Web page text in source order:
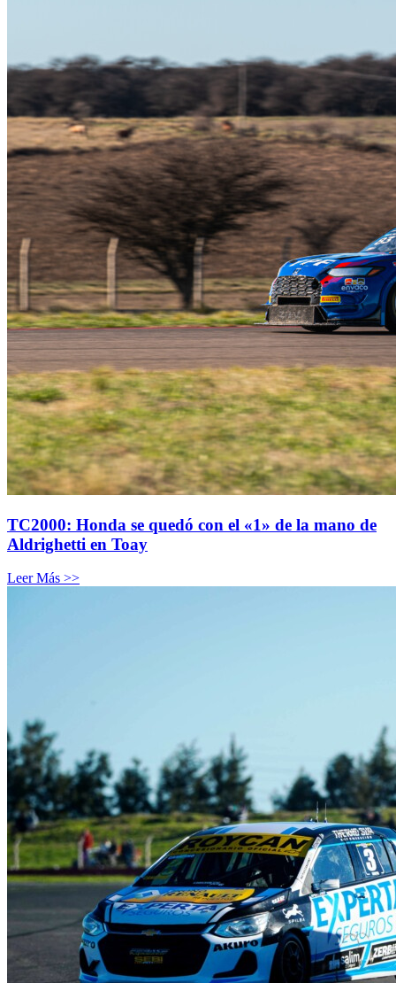
TC2000: Honda se quedó con el «1» de la mano de
Aldrighetti en Toay
Leer Más >>